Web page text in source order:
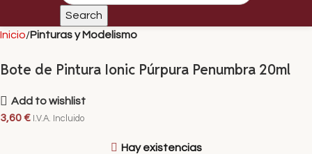
Search
Inicio Pinturas y Modelismo
Bote de Pintura Ionic Púrpura Penumbra 20ml
Add to wishlist
3,60€ I.V.A. Incluido
Hay existencias